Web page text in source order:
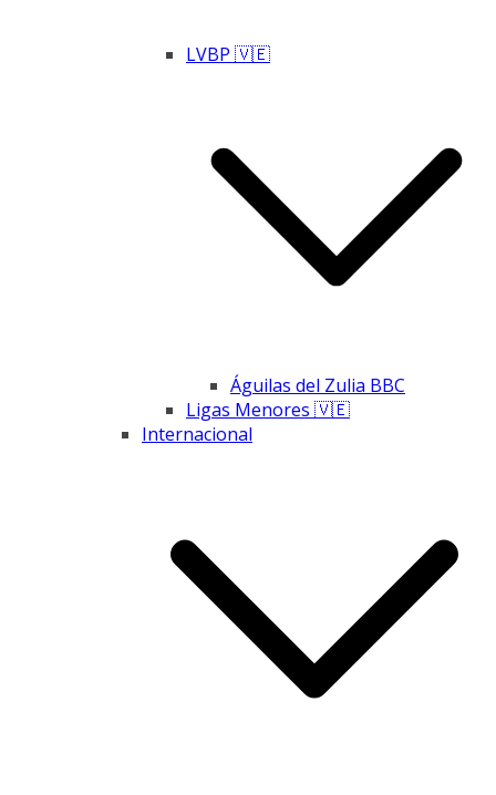
LVBP 🇻🇪
Águilas del Zulia BBC
Ligas Menores 🇻🇪
Internacional